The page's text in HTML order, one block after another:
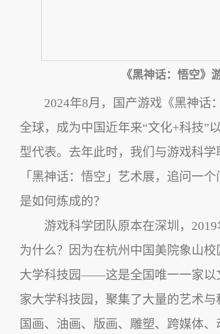
《黑神话：悟空》
2024年8月，国产游戏《黑神话
全球，成为中国近年来“文化+科技”
型代表。去年此时，我们与游戏科
「黑神话：悟空」艺术展，追问一
是如何炼成的？
游戏科学团队原本在深圳，
为什么？因为在杭州中国美院象山
大学科技园——这是全国唯一一家以
家大学科技园，聚集了大量的艺术
国画、油画、版画、雕塑、跨媒体